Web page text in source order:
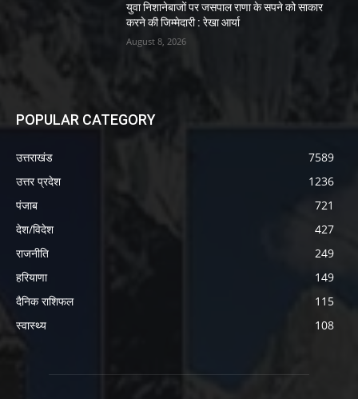
युवा निशानेबाजों पर जसपाल राणा के सपने को साकार
करने की जिम्मेदारी : रेखा आर्या
August 8, 2026
POPULAR CATEGORY
उत्तराखंड
7589
उत्तर प्रदेश
1236
पंजाब
721
देश/विदेश
427
राजनीति
249
हरियाणा
149
दैनिक राशिफल
115
स्वास्थ्य
108